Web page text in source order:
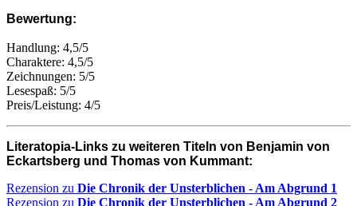
Bewertung:
Handlung: 4,5/5
Charaktere: 4,5/5
Zeichnungen: 5/5
Lesespaß: 5/5
Preis/Leistung: 4/5
Literatopia-Links zu weiteren Titeln von Benjamin von
Eckartsberg und Thomas von Kummant:
Rezension zu Die Chronik der Unsterblichen - Am Abgrund 1
Rezension zu Die Chronik der Unsterblichen - Am Abgrund 2